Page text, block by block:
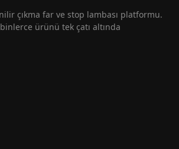
çıkma far ve stop lambası platformu.
ürünü tek çatı altında